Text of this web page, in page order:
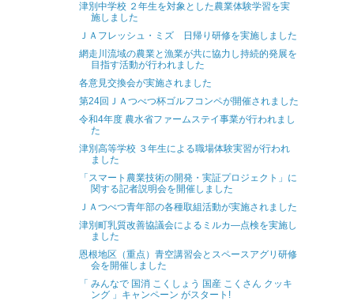
津別中学校 ２年生を対象とした農業体験学習を実
施しました
ＪＡフレッシュ・ミズ 日帰り研修を実施しました
網走川流域の農業と漁業が共に協力し持続的発展を
目指す活動が行われました
各意見交換会が実施されました
第24回ＪＡつべつ杯ゴルフコンペが開催されました
令和4年度 農水省ファームステイ事業が行われまし
た
津別高等学校 ３年生による職場体験実習が行われ
ました
「スマート農業技術の開発・実証プロジェクト」に
関する記者説明会を開催しました
ＪＡつべつ青年部の各種取組活動が実施されました
津別町乳質改善協議会によるミルカ―点検を実施し
ました
恩根地区（重点）青空講習会とスペースアグリ研修
会を開催しました
「 みんなで 国消 こくしょう 国産 こくさん クッキ
ング 」キャンペーン がスタート!